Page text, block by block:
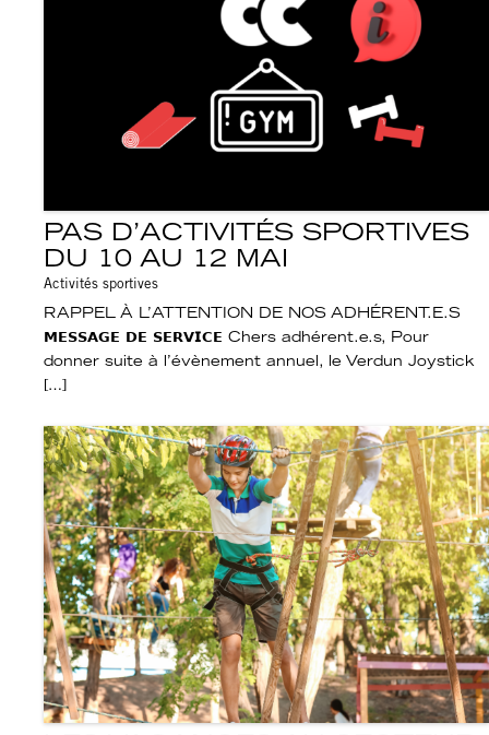
PAS D’ACTIVITÉS SPORTIVES
DU 10 AU 12 MAI
Activités sportives
RAPPEL À L’ATTENTION DE NOS ADHÉRENT.E.S
𝗠𝗘𝗦𝗦𝗔𝗚𝗘 𝗗𝗘 𝗦𝗘𝗥𝗩𝗜𝗖𝗘 Chers adhérent.e.s, Pour
donner suite à l’évènement annuel, le Verdun Joystick
[…]